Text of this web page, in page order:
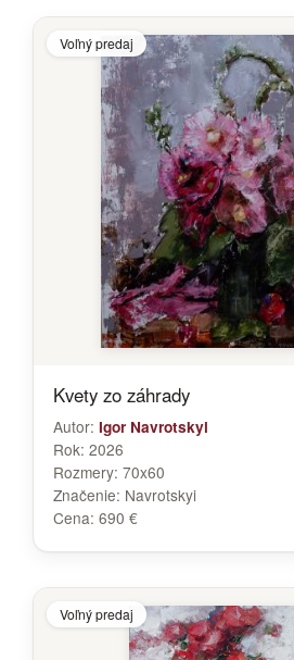
Voľný predaj
Kvety zo záhrady
Autor: Igor Navrotskyi
Rok: 2026
Rozmery: 70x60
Značenie: Navrotskyi
Cena: 690 €
Voľný predaj